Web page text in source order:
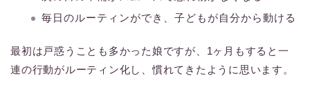
毎日のルーティンができ、子どもが自分から動ける
最初は戸惑うことも多かった娘ですが、1ヶ月もすると一
連の行動がルーティン化し、慣れてきたように思います。